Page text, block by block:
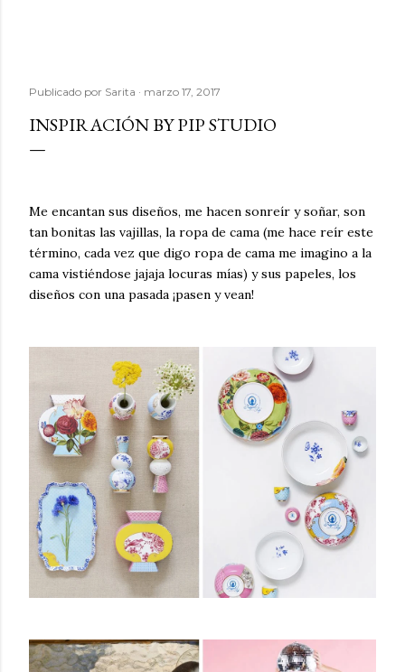
Publicado por Sarita marzo 17, 2017
INSPIRACIÓN BY PIP STUDIO
Me encantan sus diseños, me hacen sonreír y soñar, son
tan bonitas las vajillas, la ropa de cama (me hace reír este
término, cada vez que digo ropa de cama me imagino a la
cama vistiéndose jajaja locuras mías) y sus papeles, los
diseños con una pasada ¡pasen y vean!